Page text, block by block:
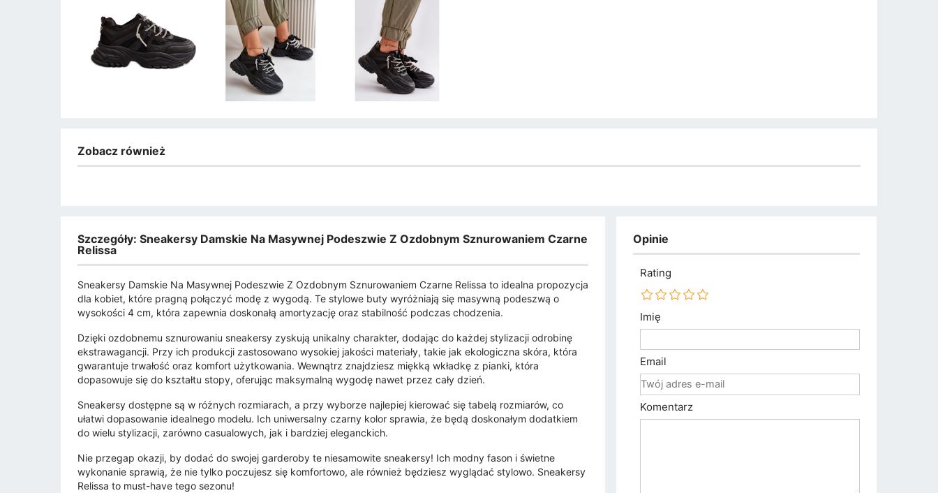
Zobacz również
Szczegóły: Sneakersy Damskie Na Masywnej Podeszwie Z Ozdobnym Sznurowaniem Czarne
Relissa
Sneakersy Damskie Na Masywnej Podeszwie Z Ozdobnym Sznurowaniem Czarne Relissa to idealna propozycja
dla kobiet, które pragną połączyć modę z wygodą. Te stylowe buty wyróżniają się masywną podeszwą o
wysokości 4 cm, która zapewnia doskonałą amortyzację oraz stabilność podczas chodzenia.
Dzięki ozdobnemu sznurowaniu sneakersy zyskują unikalny charakter, dodając do każdej stylizacji odrobinę
ekstrawagancji. Przy ich produkcji zastosowano wysokiej jakości materiały, takie jak ekologiczna skóra, która
gwarantuje trwałość oraz komfort użytkowania. Wewnątrz znajdziesz miękką wkładkę z pianki, która
dopasowuje się do kształtu stopy, oferując maksymalną wygodę nawet przez cały dzień.
Sneakersy dostępne są w różnych rozmiarach, a przy wyborze najlepiej kierować się tabelą rozmiarów, co
ułatwi dopasowanie idealnego modelu. Ich uniwersalny czarny kolor sprawia, że będą doskonałym dodatkiem
do wielu stylizacji, zarówno casualowych, jak i bardziej eleganckich.
Nie przegap okazji, by dodać do swojej garderoby te niesamowite sneakersy! Ich modny fason i świetne
wykonanie sprawią, że nie tylko poczujesz się komfortowo, ale również będziesz wyglądać stylowo. Sneakersy
Relissa to must-have tego sezonu!
Opinie
Rating
Imię
Email
Komentarz